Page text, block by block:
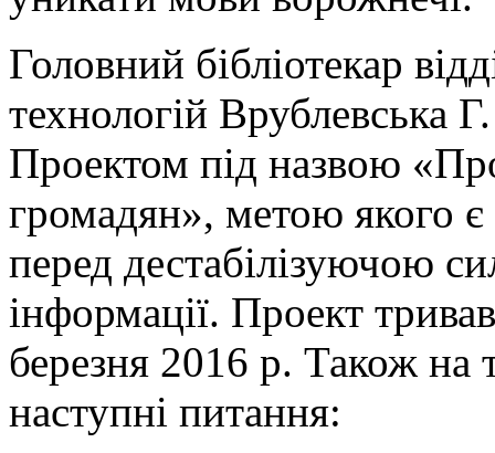
Головний бібліотекар
технологій Врублевська
Проектом під назвою
громадян», метою якого є
перед дестабілізуючою
інформації. Проект
березня 2016 р. Також на
наступні питання: